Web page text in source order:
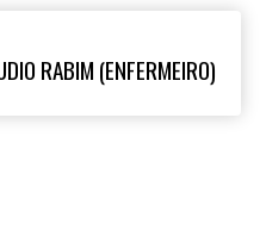
RABIM (ENFERMEIRO)